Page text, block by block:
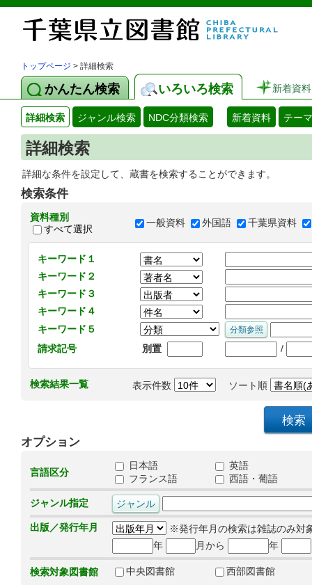
トップページ > 詳細検索
かんたん検索 いろいろ検索 新着資料
詳細検索 ジャンル検索 NDC分類検索 新着資料 テー
詳細検索
詳細な条件を設定して、蔵書を検索することができます。
検索条件
資料種別
すべて選択
一般資料 外国語 千葉県資料
キーワード１
キーワード２
キーワード３
キーワード４
キーワード５
請求記号
別置 /
検索結果一覧 表示件数 ソート順
オプション
言語区分
日本語
英語
フランス語
西語・葡語
ジャンル指定
出版／発行年月
※発行年月の検索は雑誌のみ対
年
月から 年
検索対象図書館 中央図書館 西部図書館